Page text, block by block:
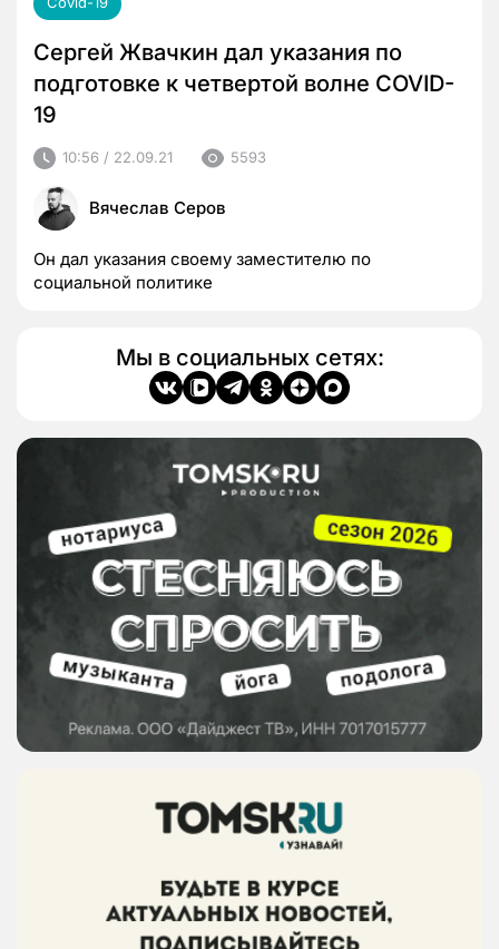
Сергей Жвачкин дал указания по
подготовке к четвертой волне COVID-
19
10:56 / 22.09.21 5593
Вячеслав Серов
Он дал указания своему заместителю по
социальной политике
Мы в социальных сетях: